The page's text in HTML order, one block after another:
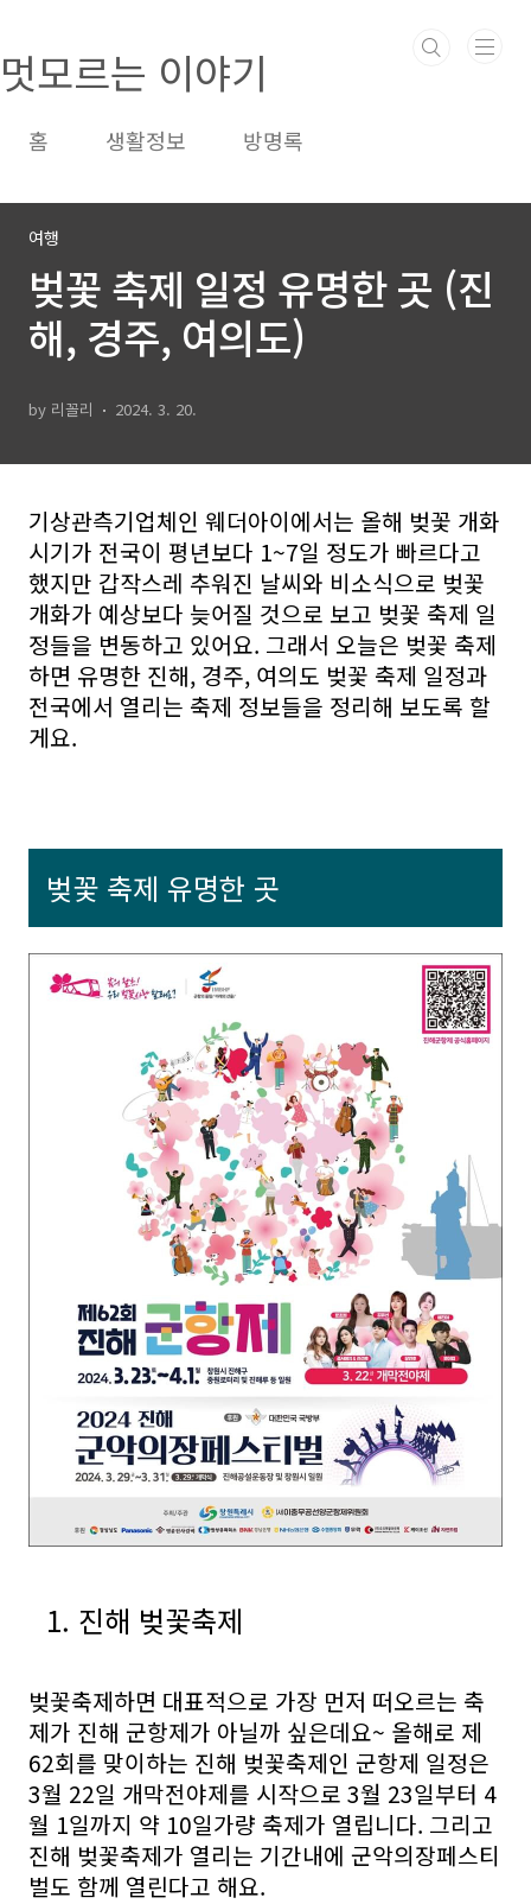
멋모르는 이야기
홈 생활정보 방명록
여행
벚꽃 축제 일정 유명한 곳 (진
해, 경주, 여의도)
by 리꼴리 2024. 3. 20.
기상관측기업체인 웨더아이에서는 올해 벚꽃 개화
시기가 전국이 평년보다 1~7일 정도가 빠르다고
했지만 갑작스레 추워진 날씨와 비소식으로 벚꽃
개화가 예상보다 늦어질 것으로 보고 벚꽃 축제 일
정들을 변동하고 있어요. 그래서 오늘은 벚꽃 축제
하면 유명한 진해, 경주, 여의도 벚꽃 축제 일정과
전국에서 열리는 축제 정보들을 정리해 보도록 할
게요.
벚꽃 축제 유명한 곳
1. 진해 벚꽃축제
벚꽃축제하면 대표적으로 가장 먼저 떠오르는 축
제가 진해 군항제가 아닐까 싶은데요~ 올해로 제
62회를 맞이하는 진해 벚꽃축제인 군항제 일정은
3월 22일 개막전야제를 시작으로 3월 23일부터 4
월 1일까지 약 10일가량 축제가 열립니다. 그리고
진해 벚꽃축제가 열리는 기간내에 군악의장페스티
벌도 함께 열린다고 해요.